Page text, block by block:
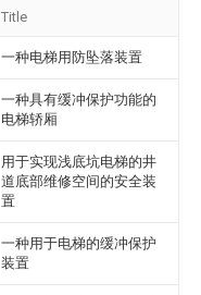
Title
一种电梯用防坠落装置
一种具有缓冲保护功能的
电梯轿厢
用于实现浅底坑电梯的井
道底部维修空间的安全装
置
一种用于电梯的缓冲保护
装置